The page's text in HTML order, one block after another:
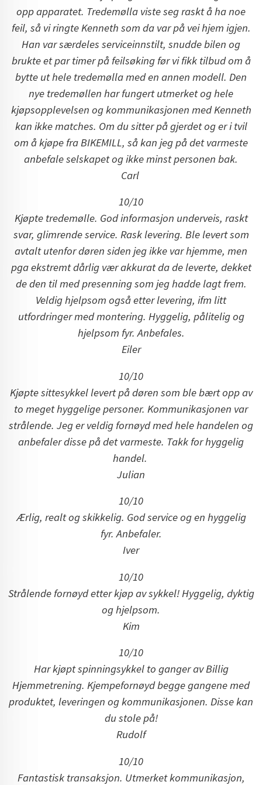
opp apparatet. Tredemølla viste seg raskt å ha noe
feil, så vi ringte Kenneth som da var på vei hjem igjen.
Han var særdeles serviceinnstilt, snudde bilen og
brukte et par timer på feilsøking før vi fikk tilbud om å
bytte ut hele tredemølla med en annen modell. Den
nye tredemøllen har fungert utmerket og hele
kjøpsopplevelsen og kommunikasjonen med Kenneth
kan ikke matches. Om du sitter på gjerdet og er i tvil
om å kjøpe fra BIKEMILL, så kan jeg på det varmeste
anbefale selskapet og ikke minst personen bak.
Carl
10/10
Kjøpte tredemølle. God informasjon underveis, raskt
svar, glimrende service. Rask levering. Ble levert som
avtalt utenfor døren siden jeg ikke var hjemme, men
pga ekstremt dårlig vær akkurat da de leverte, dekket
de den til med presenning som jeg hadde lagt frem.
Veldig hjelpsom også etter levering, ifm litt
utfordringer med montering. Hyggelig, pålitelig og
hjelpsom fyr. Anbefales.
Eiler
10/10
Kjøpte sittesykkel levert på døren som ble bært opp av
to meget hyggelige personer. Kommunikasjonen var
strålende. Jeg er veldig fornøyd med hele handelen og
anbefaler disse på det varmeste. Takk for hyggelig
handel.
Julian
10/10
Ærlig, realt og skikkelig. God service og en hyggelig
fyr. Anbefaler.
Iver
10/10
Strålende fornøyd etter kjøp av sykkel! Hyggelig, dyktig
og hjelpsom.
Kim
10/10
Har kjøpt spinningsykkel to ganger av Billig
Hjemmetrening. Kjempefornøyd begge gangene med
produktet, leveringen og kommunikasjonen. Disse kan
du stole på!
Rudolf
10/10
Fantastisk transaksjon. Utmerket kommunikasjon,